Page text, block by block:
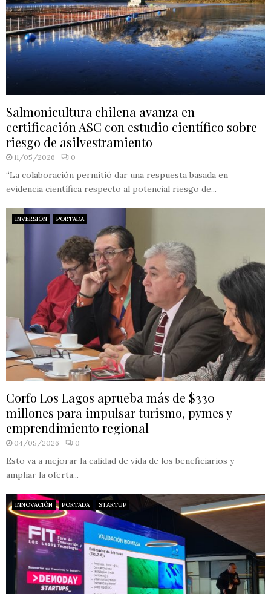
Salmonicultura chilena avanza en
certificación ASC con estudio científico sobre
riesgo de asilvestramiento
11/05/2026 0
“La colaboración permitió dar una respuesta basada en
evidencia científica respecto al potencial riesgo de...
INVERSIÓN PORTADA
Corfo Los Lagos aprueba más de $330
millones para impulsar turismo, pymes y
emprendimiento regional
04/05/2026 0
Esto va a mejorar la calidad de vida de los beneficiarios y
ampliar la oferta...
INNOVACIÓN PORTADA STARTUP